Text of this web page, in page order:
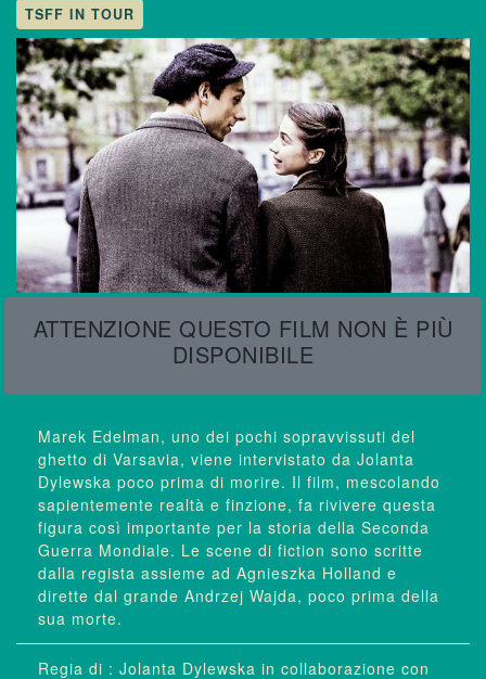
TSFF IN TOUR
ATTENZIONE QUESTO FILM NON È PIÙ
DISPONIBILE
Marek Edelman, uno dei pochi sopravvissuti del
ghetto di Varsavia, viene intervistato da Jolanta
Dylewska poco prima di morire. Il film, mescolando
sapientemente realtà e finzione, fa rivivere questa
figura così importante per la storia della Seconda
Guerra Mondiale. Le scene di fiction sono scritte
dalla regista assieme ad Agnieszka Holland e
dirette dal grande Andrzej Wajda, poco prima della
sua morte.
: Jolanta Dylewska in collaborazione con